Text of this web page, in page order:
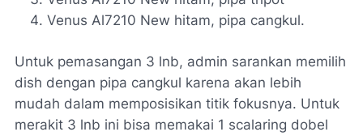
Venus Al7210 New hitam, pipa cangkul.
Untuk pemasangan 3 lnb, admin sarankan memilih
dish dengan pipa cangkul karena akan lebih
mudah dalam memposisikan titik fokusnya. Untuk
merakit 3 lnb ini bisa memakai 1 scalaring dobel